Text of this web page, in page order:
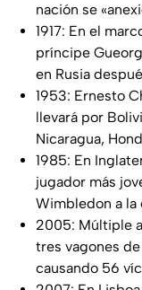
nación se
1917: En el
príncipe
en Rusia
1953: Ernesto
llevará por
Nicaragua,
1985: En
jugador más
Wimbledon a la
2005: Múltiple
tres vagones
causando 56